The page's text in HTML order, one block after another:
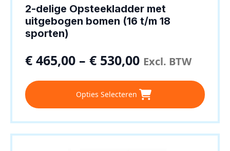
2-delige Opsteekladder met
uitgebogen bomen (16 t/m 18
sporten)
€ 465,00 – € 530,00 Excl. BTW
Opties Selecteren
Dit
product
heeft
meerdere
variaties.